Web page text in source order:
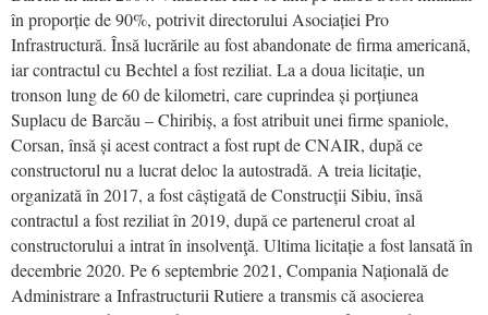
în proporție de 90%, potrivit directorului Asociației Pro
Infrastructură. Însă lucrările au fost abandonate de firma americană,
iar contractul cu Bechtel a fost reziliat. La a doua licitație, un
tronson lung de 60 de kilometri, care cuprindea și porțiunea
Suplacu de Barcău – Chiribiș, a fost atribuit unei firme spaniole,
Corsan, însă și acest contract a fost rupt de CNAIR, după ce
constructorul nu a lucrat deloc la autostradă. A treia licitație,
organizată în 2017, a fost câștigată de Construcții Sibiu, însă
contractul a fost reziliat în 2019, după ce partenerul croat al
constructorului a intrat în insolvenţă. Ultima licitație a fost lansată în
decembrie 2020. Pe 6 septembrie 2021, Compania Națională de
Administrare a Infrastructurii Rutiere a transmis că asocierea